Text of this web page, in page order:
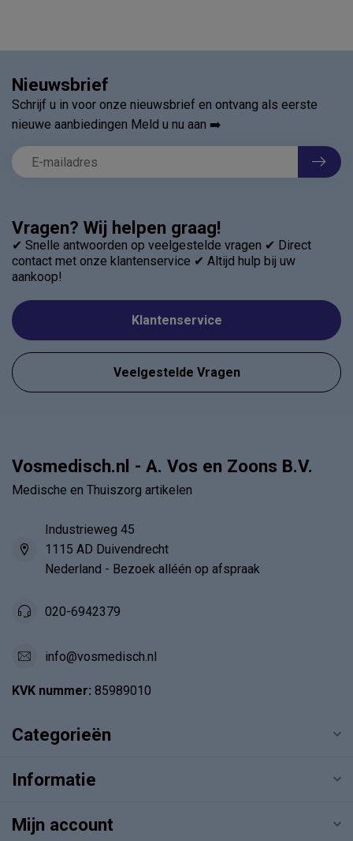
Vragen? Wij helpen graag!
✔ Snelle antwoorden op veelgestelde vragen ✔ Direct
contact met onze klantenservice ✔ Altijd hulp bij uw
aankoop!
Klantenservice
Veelgestelde Vragen
Nieuwsbrief
Schrijf u in voor onze nieuwsbrief en ontvang als eerste
nieuwe aanbiedingen Meld u nu aan ➡️
Vosmedisch.nl - A. Vos en Zoons B.V.
Medische en Thuiszorg artikelen
Industrieweg 45
1115 AD Duivendrecht
Nederland - Bezoek alléén op afspraak
020-6942379
info@vosmedisch.nl
KVK nummer: 85989010
Categorieën
Informatie
Mijn account